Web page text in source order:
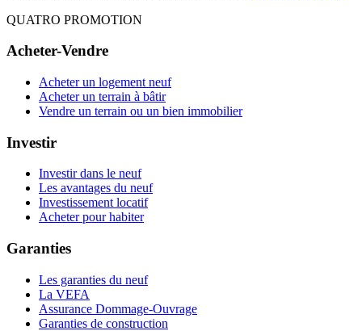
QUATRO PROMOTION
Acheter-Vendre
Acheter un logement neuf
Acheter un terrain à bâtir
Vendre un terrain ou un bien immobilier
Investir
Investir dans le neuf
Les avantages du neuf
Investissement locatif
Acheter pour habiter
Garanties
Les garanties du neuf
La VEFA
Assurance Dommage-Ouvrage
Garanties de construction